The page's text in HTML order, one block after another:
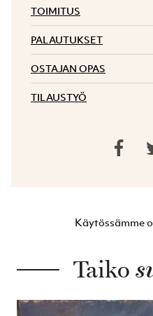
TOIMITUS
PALAUTUKSET
OSTAJAN OPAS
TILAUSTYÖ
Käytössämme
Taiko